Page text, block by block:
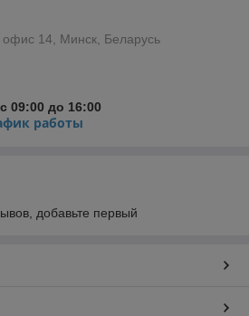
14, Минск, Беларусь
09:00 до 16:00
работы
добавьте первый